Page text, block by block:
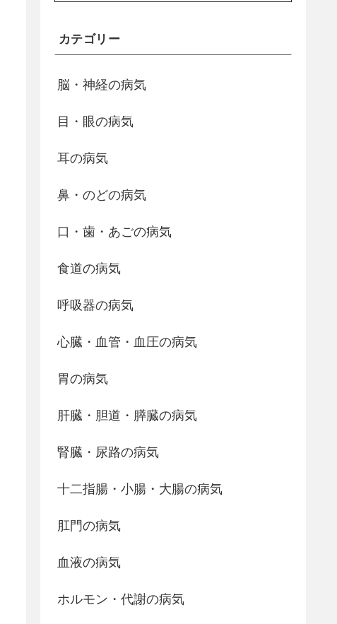
カテゴリー
脳・神経の病気
目・眼の病気
耳の病気
鼻・のどの病気
口・歯・あごの病気
食道の病気
呼吸器の病気
心臓・血管・血圧の病気
胃の病気
肝臓・胆道・膵臓の病気
腎臓・尿路の病気
十二指腸・小腸・大腸の病気
肛門の病気
血液の病気
ホルモン・代謝の病気